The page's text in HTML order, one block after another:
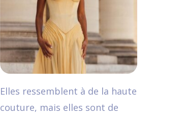
Elles ressemblent à de la haute
couture, mais elles sont de